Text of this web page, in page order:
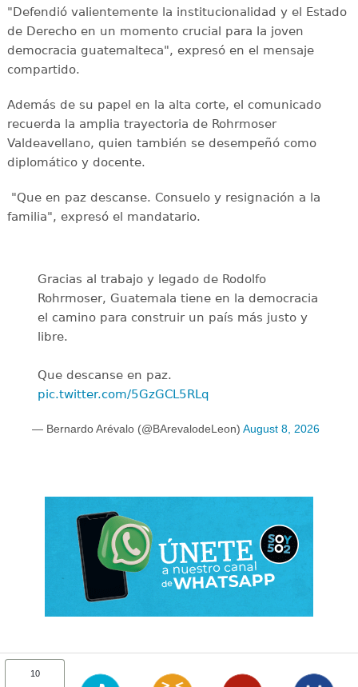
"Defendió valientemente la institucionalidad y el Estado
de Derecho en un momento crucial para la joven
democracia guatemalteca", expresó en el mensaje
compartido.
Además de su papel en la alta corte, el comunicado
recuerda la amplia trayectoria de Rohrmoser
Valdeavellano, quien también se desempeñó como
diplomático y docente.
"Que en paz descanse. Consuelo y resignación a la
familia", expresó el mandatario.
Gracias al trabajo y legado de Rodolfo
Rohrmoser, Guatemala tiene en la democracia
el camino para construir un país más justo y
libre.
Que descanse en paz.
pic.twitter.com/5GzGCL5RLq
— Bernardo Arévalo (@BArevalodeLeon) August 8, 2026
10